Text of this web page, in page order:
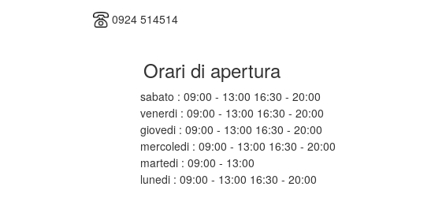
0924 514514
Orari di apertura
sabato : 09:00 - 13:00 16:30 - 20:00
venerdi : 09:00 - 13:00 16:30 - 20:00
giovedi : 09:00 - 13:00 16:30 - 20:00
mercoledi : 09:00 - 13:00 16:30 - 20:00
martedi : 09:00 - 13:00
lunedi : 09:00 - 13:00 16:30 - 20:00